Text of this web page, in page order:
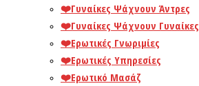
❤️️Γυναίκες Ψάχνουν Άντρες
❤️️Γυναίκες Ψάχνουν Γυναίκες
❤️️Ερωτικές Γνωριμίες
❤️️Ερωτικές Υπηρεσίες
❤️️Ερωτικό Μασάζ